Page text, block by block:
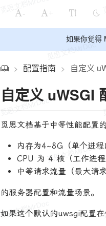
- +
如果你觉得
> 配置指南 > 自定义
自定义 uWSGI
觅思文档基于中等性能配置
内存为4~8G（单个进程
CPU 为 4 核（工作进程
中等请求流量（最大请
的服务器配置和流量场景。
如果这个默认的uwsgi配置在